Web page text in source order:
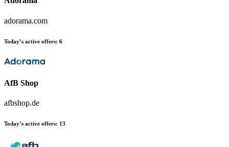
adorama.com
Today’s active offers: 6
AfB Shop
afbshop.de
Today’s active offers: 13